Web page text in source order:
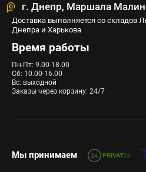
г. Днепр, Маршала
Доставка выполняется со складов
Днепра и Харькова
Время работы
Пн-Пт: 9.00-18.00
Сб: 10.00-16.00
Вс: выходной
Заказы через корзину: 24/7
Мы принимаем